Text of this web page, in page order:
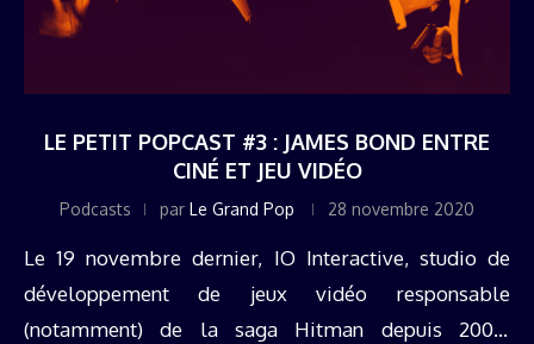
LE PETIT POPCAST #3 : JAMES BOND ENTRE
CINÉ ET JEU VIDÉO
Podcasts par Le Grand Pop 28 novembre 2020
Le 19 novembre dernier, IO Interactive, studio de
développement de jeux vidéo responsable
(notamment) de la saga Hitman depuis 2000,